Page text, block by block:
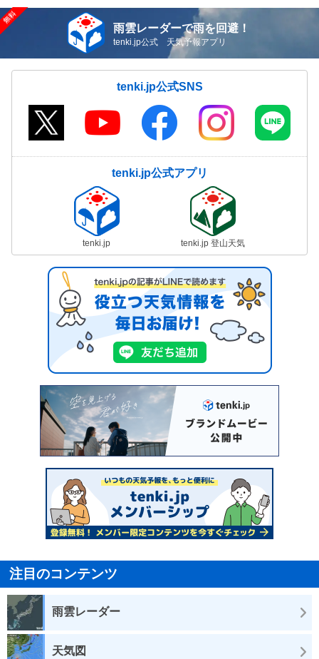
雨雲レーダーで雨を回避！
tenki.jp公式 天気予報アプリ
tenki.jp公式SNS
tenki.jp公式アプリ
tenki.jp tenki.jp 登山天気
注目のコンテンツ
雨雲レーダー
天気図